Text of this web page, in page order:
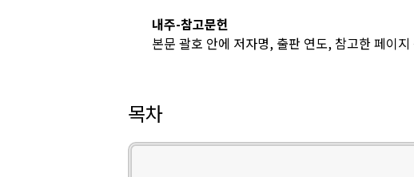
내주-참고문헌
본문 괄호 안에 저자명, 출판 연도, 참고한 페이
목차